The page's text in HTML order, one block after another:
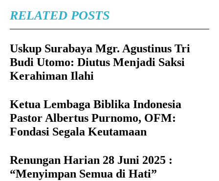
RELATED POSTS
Uskup Surabaya Mgr. Agustinus Tri
Budi Utomo: Diutus Menjadi Saksi
Kerahiman Ilahi
Ketua Lembaga Biblika Indonesia
Pastor Albertus Purnomo, OFM:
Fondasi Segala Keutamaan
Renungan Harian 28 Juni 2025 :
“Menyimpan Semua di Hati”